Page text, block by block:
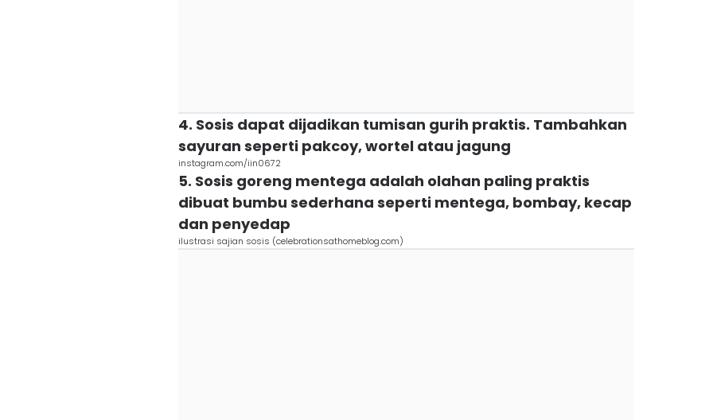
4. Sosis dapat dijadikan tumisan gurih praktis. Tambahkan
sayuran seperti pakcoy, wortel atau jagung
instagram.com/iin0672
5. Sosis goreng mentega adalah olahan paling praktis
dibuat bumbu sederhana seperti mentega, bombay, kecap
dan penyedap
ilustrasi sajian sosis (celebrationsathomeblog.com)